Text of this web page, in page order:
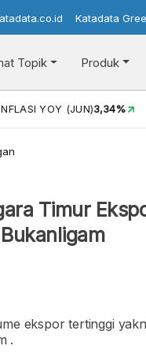
Katadata
Topik Produk
YOY (JUN)3,34%
Timur
ekspor tertinggi
.